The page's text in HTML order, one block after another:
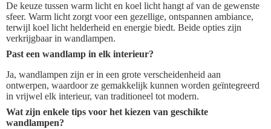
De keuze tussen warm licht en koel licht hangt af van de gewenste
sfeer. Warm licht zorgt voor een gezellige, ontspannen ambiance,
terwijl koel licht helderheid en energie biedt. Beide opties zijn
verkrijgbaar in wandlampen.
Past een wandlamp in elk interieur?
Ja, wandlampen zijn er in een grote verscheidenheid aan
ontwerpen, waardoor ze gemakkelijk kunnen worden geïntegreerd
in vrijwel elk interieur, van traditioneel tot modern.
Wat zijn enkele tips voor het kiezen van geschikte
wandlampen?